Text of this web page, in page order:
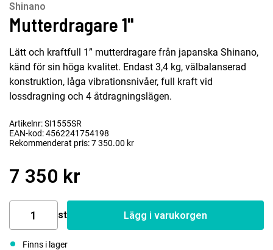
Shinano
Mutterdragare 1''
Lätt och kraftfull 1” mutterdragare från japanska Shinano,
känd för sin höga kvalitet. Endast 3,4 kg, välbalanserad
konstruktion, låga vibrationsnivåer, full kraft vid
lossdragning och 4 åtdragningslägen.
Artikelnr: SI1555SR
EAN-kod: 4562241754198
Rekommenderat pris: 7 350.00 kr
7 350 kr
st Lägg i varukorgen
Finns i lager